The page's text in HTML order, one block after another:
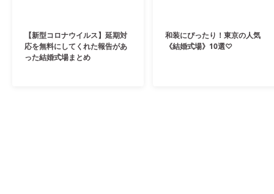
【新型コロナウイルス】延期対
応を無料にしてくれた報告があ
った結婚式場まとめ
和装にぴったり！東京の人気
《結婚式場》10選♡